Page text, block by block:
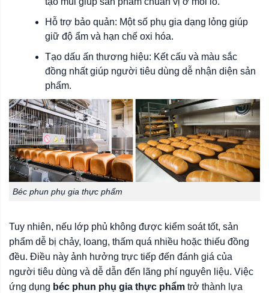
Hỗ trợ bảo quản: Một số phụ gia dạng lỏng giúp
giữ độ ẩm và hạn chế oxi hóa.
Tạo dấu ấn thương hiệu: Kết cấu và màu sắc
đồng nhất giúp người tiêu dùng dễ nhận diện sản
phẩm.
Béc phun phụ gia thực phẩm
Tuy nhiên, nếu lớp phủ không được kiểm soát tốt, sản
phẩm dễ bị chảy, loang, thấm quá nhiều hoặc thiếu đồng
đều. Điều này ảnh hưởng trực tiếp đến đánh giá của
người tiêu dùng và dễ dẫn đến lãng phí nguyên liệu. Việc
ứng dụng béc phun phụ gia thực phẩm trở thành lựa